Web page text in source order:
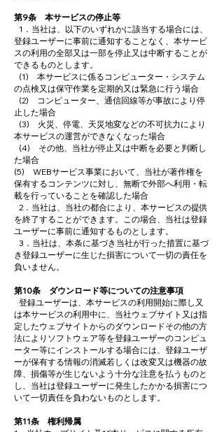
第9条 本サービスの停止等
1．当社は、以下のいずれかに該当する場合には、
登録ユーザーに事前に通知することなく、本サービ
スの利用の全部又は一部を停止又は中断することが
できるものとします。
(1) 本サービスに係るコンピューター・システム
の点検又は保守作業を定期的又は緊急に行う場合
(2) コンピューター、通信回線等が事故により停
止した場合
(3) 火災、停電、天災地変などの不可抗力により
本サービスの運営ができなくなった場合
(4) その他、当社が停止又は中断を必要と判断し
た場合
(5) WEBサービス事業において、当社が著作権を
保有するコンテンツに対し、無断で外部へ利用・転
載を行っていることを確認した場合
2．当社は、当社の都合により、本サービスの提供
を終了することができます。この場合、当社は登録
ユーザーに事前に通知するものとします。
3．当社は、本条に基づき当社が行った措置に基づ
き登録ユーザーに生じた損害について一切の責任を
負いません。
第10条 ダウンロード等についての注意事項
登録ユーザーは、本サービスの利用開始に際し又
は本サービスの利用中に、当社ウェブサイト又は指
定したウェブサイトからのダウンロードその他の方
法によりソフトウェア等を登録ユーザーのコンピュ
ーター等にインストールする場合には、登録ユーザ
ーが保有する情報の消滅若しくは改変又は機器の故
障、損傷等が生じないよう十分な注意を払うものと
し、当社は登録ユーザーに発生したかかる損害につ
いて一切責任を負わないものとします。
第11条 権利帰属